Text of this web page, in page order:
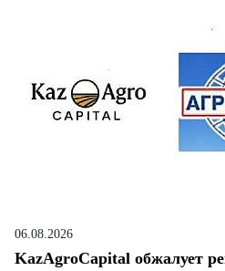
06.08.2026
KazAgroCapital обжалует